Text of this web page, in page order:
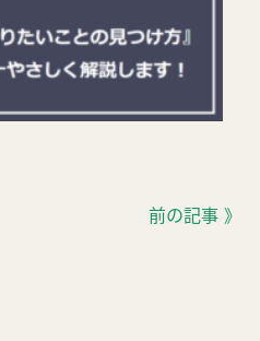
前の記事 》